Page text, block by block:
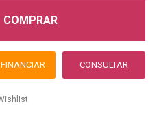
COMPRAR
FINANCIAR CONSULTAR